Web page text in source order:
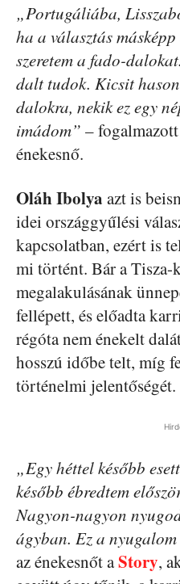
„Portugáliába,
ha a választás
szeretem a fado-
dalt tudok. Kicsit
dalokra, nekik ez egy
imádom” –
énekesnő.
Oláh Ibolya azt is
idei országgyűlési
kapcsolatban, ezért is
mi történt. Bár a Tisza-
megalakulásának
fellépett, és előadta
régóta nem énekelt
hosszú időbe telt, míg
történelmi jelentőségét.
„Egy héttel később
később ébredtem
Nagyon-nagyon
ágyban. Ez a
az énekesnőt aStory,